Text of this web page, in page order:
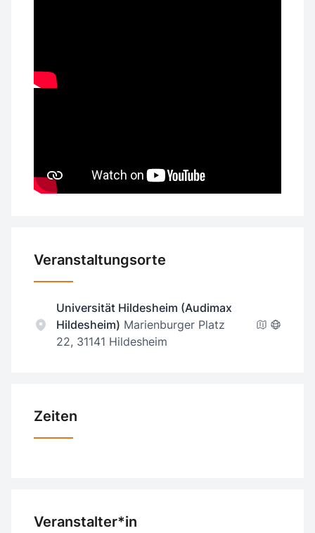
Veranstaltungsorte
Universität Hildesheim (Audimax
Hildesheim) Marienburger Platz
22, 31141 Hildesheim
Zeiten
Veranstalter*in